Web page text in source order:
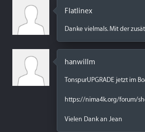
Flatlinex
Danke vielmals. Mit der
hanwillm
TonspurUPGRADE jetzt im
https://nima4k.org/forum/
Vielen Dank an Jean